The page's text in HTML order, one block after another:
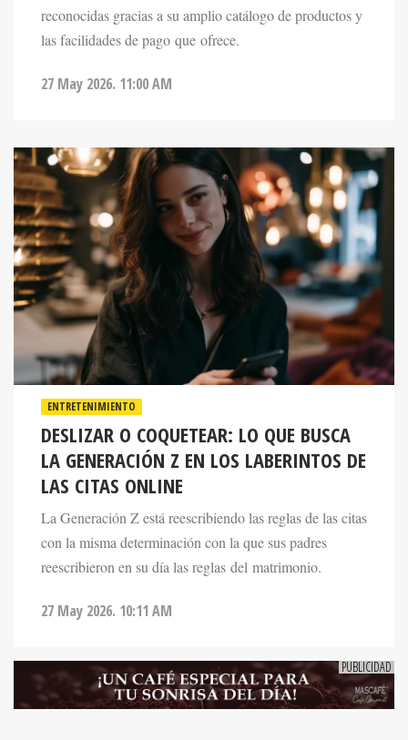
las facilidades de pago que ofrece.
ENTRETENIMIENTO
DESLIZAR O COQUETEAR: LO QUE BUSCA
LA GENERACIÓN Z EN LOS LABERINTOS DE
LAS CITAS ONLINE
La Generación Z está reescribiendo las reglas de las citas
con la misma determinación con la que sus padres
reescribieron en su día las reglas del matrimonio.